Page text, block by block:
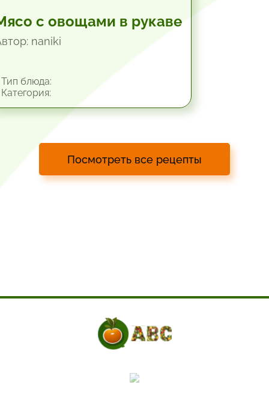
с овощами в рукаве
naniki
блюда:
Посмотреть все рецепты